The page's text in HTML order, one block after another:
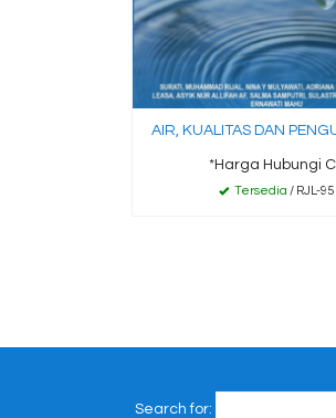
AIR, KUALITAS DAN
*Harga Hubungi
Tersedia / RJL-95
Search for: